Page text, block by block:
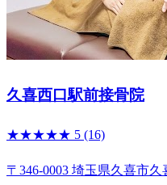
久喜西口駅前接骨院
★★★★★ 5 (16)
〒346-0003 埼玉県久喜市